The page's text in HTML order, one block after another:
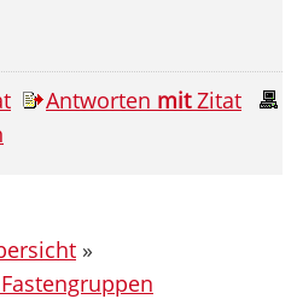
Antworten mitZitat
»